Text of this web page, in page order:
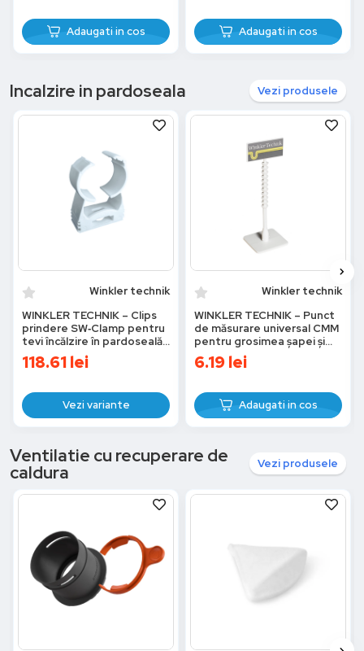
Adaugati in cos Adaugati in cos
Incalzire in pardoseala Vezi produsele
Winkler technik
WINKLER TECHNIK – Clips
prindere SW‑Clamp pentru
tevi încălzire în pardoseală,
poliamidă albă, Ø14–35 mm
118.61lei
Vezi variante
Winkler technik
WINKLER TECHNIK – Punct
de măsurare universal CMM
pentru grosimea șapei și
detectare țevi (1 buc.)
6.19lei
Adaugati in cos
Ventilatie cu recuperare de
caldura Vezi produsele